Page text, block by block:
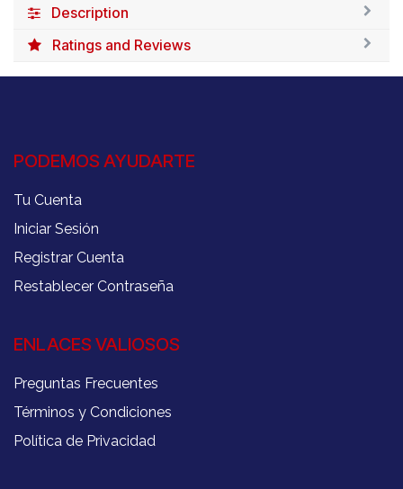
Description
Ratings and Reviews
PODEMOS AYUDARTE
Tu Cuenta
Iniciar Sesión
Registrar Cuenta
Restablecer Contraseña
ENLACES VALIOSOS
Preguntas Frecuentes
Términos y Condiciones
Política de Privacidad